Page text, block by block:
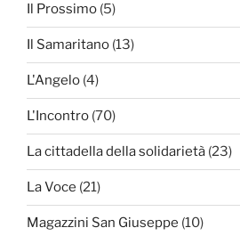
Il Prossimo (5)
Il Samaritano (13)
L'Angelo (4)
L'Incontro (70)
La cittadella della solidarietà (23)
La Voce (21)
Magazzini San Giuseppe (10)